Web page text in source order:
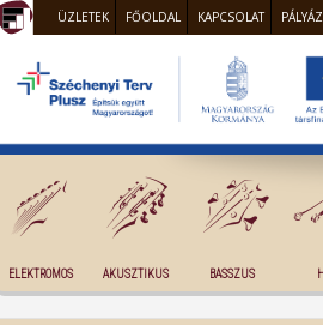
ÜZLETEK FŐOLDAL KAPCSOLAT
ELEKTROMOS AKUSZTIKUS BASSZUS